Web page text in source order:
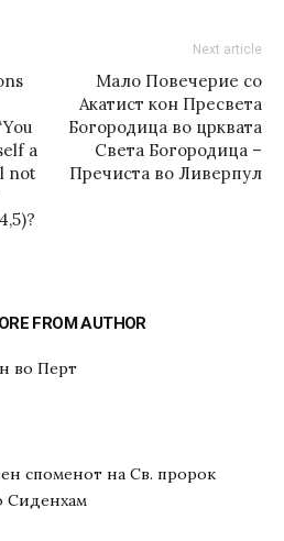
a
not
Next article
Мало Повечерие со
Акатист кон Пресвета
Богородица во црквата
Света Богородица –
Пречиста во Ливерпул
FROM AUTHOR
во Перт
споменот на Св. пророк
Сиденхам